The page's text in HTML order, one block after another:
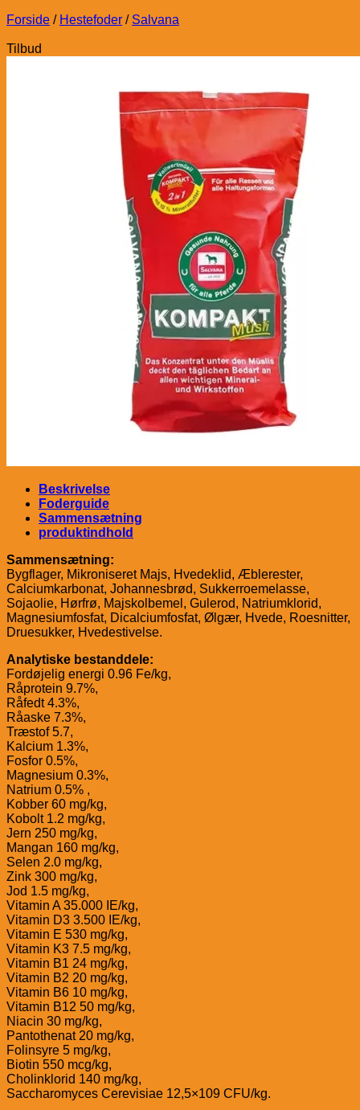
Forside / Hestefoder / Salvana
Tilbud
Beskrivelse
Foderguide
Sammensætning
produktindhold
Sammensætning:
Bygflager, Mikroniseret Majs, Hvedeklid, Æblerester,
Calciumkarbonat, Johannesbrød, Sukkerroemelasse,
Sojaolie, Hørfrø, Majskolbemel, Gulerod, Natriumklorid,
Magnesiumfosfat, Dicalciumfosfat, Ølgær, Hvede, Roesnitter,
Druesukker, Hvedestivelse.
Analytiske bestanddele:
Fordøjelig energi 0.96 Fe/kg,
Råprotein 9.7%,
Råfedt 4.3%,
Råaske 7.3%,
Træstof 5.7,
Kalcium 1.3%,
Fosfor 0.5%,
Magnesium 0.3%,
Natrium 0.5% ,
Kobber 60 mg/kg,
Kobolt 1.2 mg/kg,
Jern 250 mg/kg,
Mangan 160 mg/kg,
Selen 2.0 mg/kg,
Zink 300 mg/kg,
Jod 1.5 mg/kg,
Vitamin A 35.000 IE/kg,
Vitamin D3 3.500 IE/kg,
Vitamin E 530 mg/kg,
Vitamin K3 7.5 mg/kg,
Vitamin B1 24 mg/kg,
Vitamin B2 20 mg/kg,
Vitamin B6 10 mg/kg,
Vitamin B12 50 mg/kg,
Niacin 30 mg/kg,
Pantothenat 20 mg/kg,
Folinsyre 5 mg/kg,
Biotin 550 mcg/kg,
Cholinklorid 140 mg/kg,
Saccharomyces Cerevisiae 12,5×109 CFU/kg.